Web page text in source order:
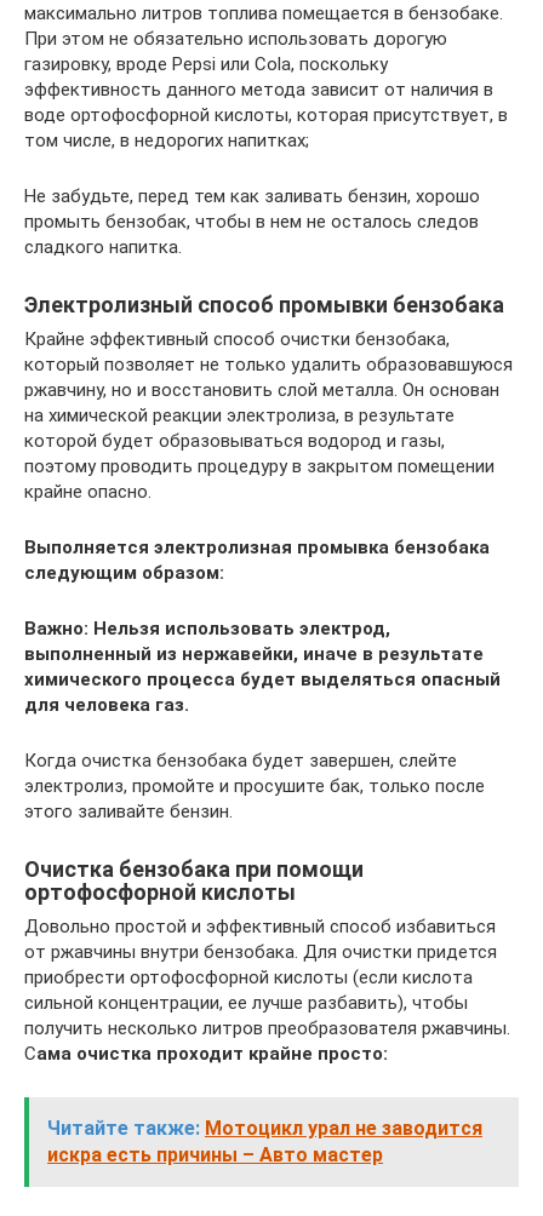
максимально литров топлива помещается в бензобаке.
При этом не обязательно использовать дорогую
газировку, вроде Pepsi или Cola, поскольку
эффективность данного метода зависит от наличия в
воде ортофосфорной кислоты, которая присутствует, в
том числе, в недорогих напитках;
Не забудьте, перед тем как заливать бензин, хорошо
промыть бензобак, чтобы в нем не осталось следов
сладкого напитка.
Электролизный способ промывки бензобака
Крайне эффективный способ очистки бензобака,
который позволяет не только удалить образовавшуюся
ржавчину, но и восстановить слой металла. Он основан
на химической реакции электролиза, в результате
которой будет образовываться водород и газы,
поэтому проводить процедуру в закрытом помещении
крайне опасно.
Выполняется электролизная промывка бензобака
следующим образом:
Важно: Нельзя использовать электрод,
выполненный из нержавейки, иначе в результате
химического процесса будет выделяться опасный
для человека газ.
Когда очистка бензобака будет завершен, слейте
электролиз, промойте и просушите бак, только после
этого заливайте бензин.
Очистка бензобака при помощи
ортофосфорной кислоты
Довольно простой и эффективный способ избавиться
от ржавчины внутри бензобака. Для очистки придется
приобрести ортофосфорной кислоты (если кислота
сильной концентрации, ее лучше разбавить), чтобы
получить несколько литров преобразователя ржавчины.
Сама очистка проходит крайне просто:
Читайте также: Мотоцикл урал не заводится
искра есть причины – Авто мастер